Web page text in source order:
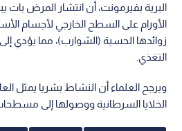
البرية بفيرمونت، أن انتشار المرض بات
الأورام على السطح الخارجي لأجسام
زوائدها الحسية (الشوارب)، مما يؤدي
التغذي.
ويرجح العلماء أن النشاط بشريا يمثل
الخلايا السرطانية ووصولها إلى